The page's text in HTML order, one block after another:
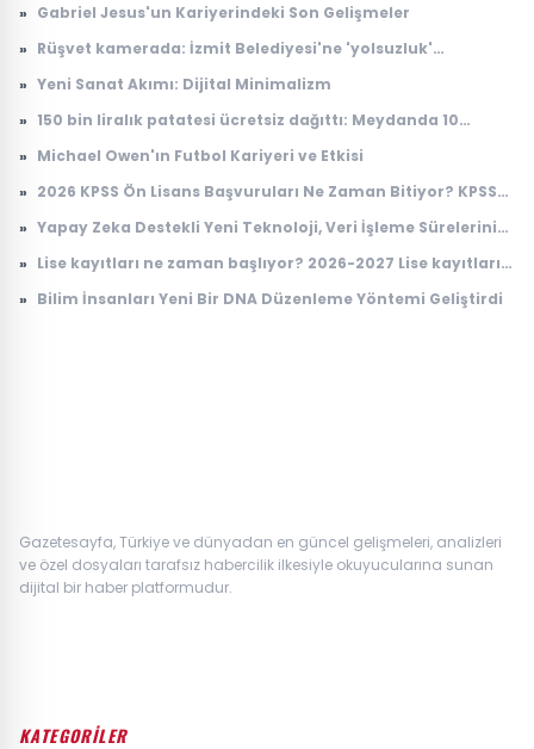
» Gabriel Jesus'un Kariyerindeki Son Gelişmeler
» Rüşvet kamerada: İzmit Belediyesi'ne 'yolsuzluk'
» Yeni Sanat Akımı: Dijital Minimalizm
» 150 bin liralık patatesi ücretsiz dağıttı: Meydanda 10
» Michael Owen'ın Futbol Kariyeri ve Etkisi
» 2026 KPSS Ön Lisans Başvuruları Ne Zaman Bitiyor? KPSS
» Yapay Zeka Destekli Yeni Teknoloji, Veri İşleme Sürelerini
» Lise kayıtları ne zaman başlıyor? 2026-2027 Lise kayıtları
» Bilim İnsanları Yeni Bir DNA Düzenleme Yöntemi Geliştirdi
Gazetesayfa, Türkiye ve dünyadan en güncel gelişmeleri, analizleri
ve özel dosyaları tarafsız habercilik ilkesiyle okuyucularına sunan
dijital bir haber platformudur.
KATEGORİLER